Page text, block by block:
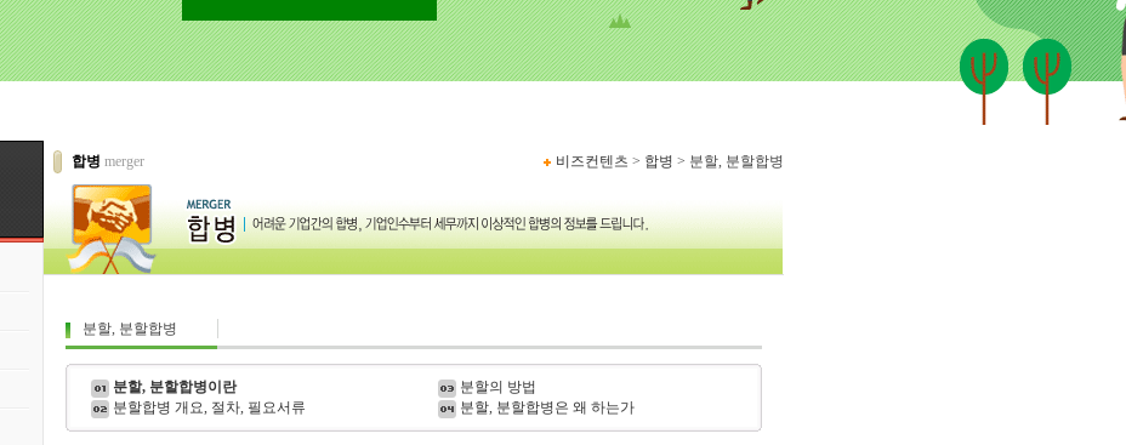
합병 merger 비즈컨텐츠 > 합병 > 분할, 분할합병
분할, 분할합병
분할, 분할합병이란
분할의 방법
분할합병 개요, 절차, 필요서류
분할, 분할합병은 왜 하는가